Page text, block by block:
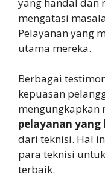
mengatasi
Pelayanan yang
utama mereka.
Berbagai
kepuasan
mengungkapkan
pelayanan yang
dari teknisi. Hal
para teknisi
terbaik.